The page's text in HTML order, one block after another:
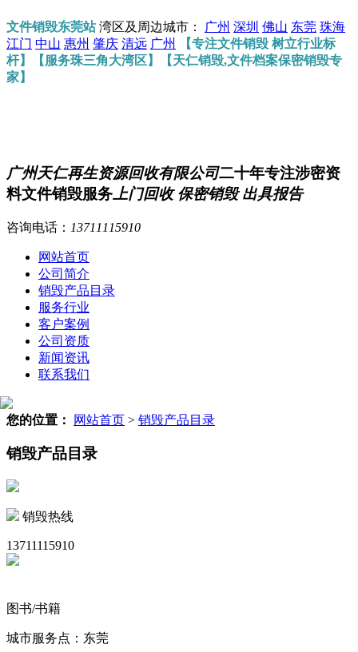
文件销毁东莞站湾区及周边城市： 广州 深圳 佛山 东莞 珠海
江门 中山 惠州 肇庆 清远 广州
【专注文件销毁 树立行业标
杆】【服务珠三角大湾区】【天仁销毁,文件档案保密销毁专
家】
广州天仁再生资源回收有限公司二十年专注涉密资
料文件销毁服务 上门回收 保密销毁 出具报告
咨询电话： 13711115910
网站首页
公司简介
销毁产品目录
服务行业
客户案例
公司资质
新闻资讯
联系我们
您的位置： 网站首页 > 销毁产品目录
销毁产品目录
销毁热线
13711115910
图书/书籍
城市服务点：东莞